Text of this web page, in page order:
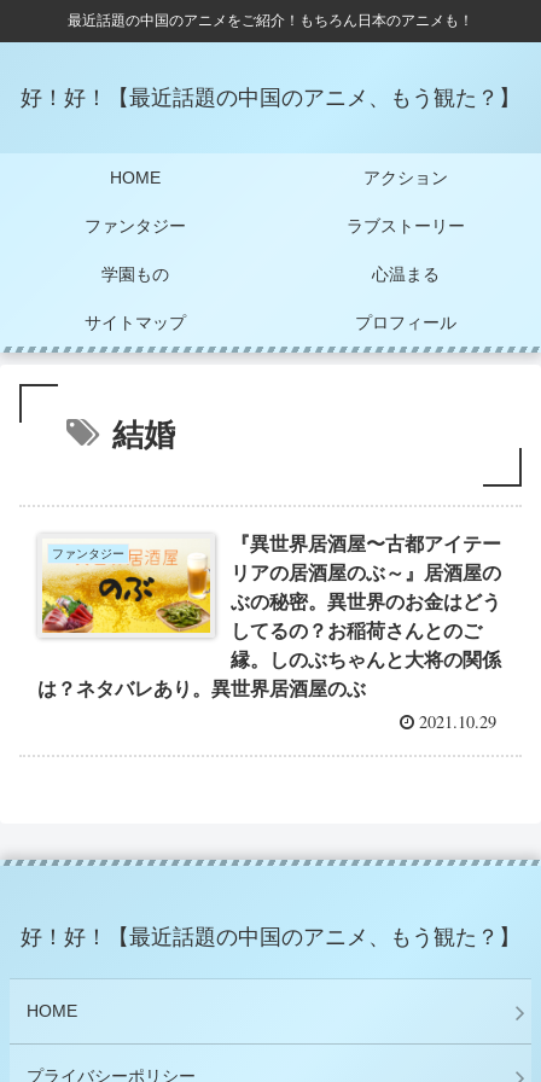
最近話題の中国のアニメをご紹介！もちろん日本のアニメも！
好！好！【最近話題の中国のアニメ、もう観た？】
HOME アクション
ファンタジー ラブストーリー
学園もの 心温まる
サイトマップ プロフィール
結婚
ファンタジー
『異世界居酒屋〜古都アイテー
リアの居酒屋のぶ～』居酒屋の
ぶの秘密。異世界のお金はどう
してるの？お稲荷さんとのご
縁。しのぶちゃんと大将の関係
は？ネタバレあり。異世界居酒屋のぶ
2021.10.29
好！好！【最近話題の中国のアニメ、もう観た？】
HOME
プライバシーポリシー